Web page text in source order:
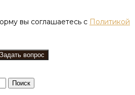
вы соглашаетесь с Политикой
Поиск